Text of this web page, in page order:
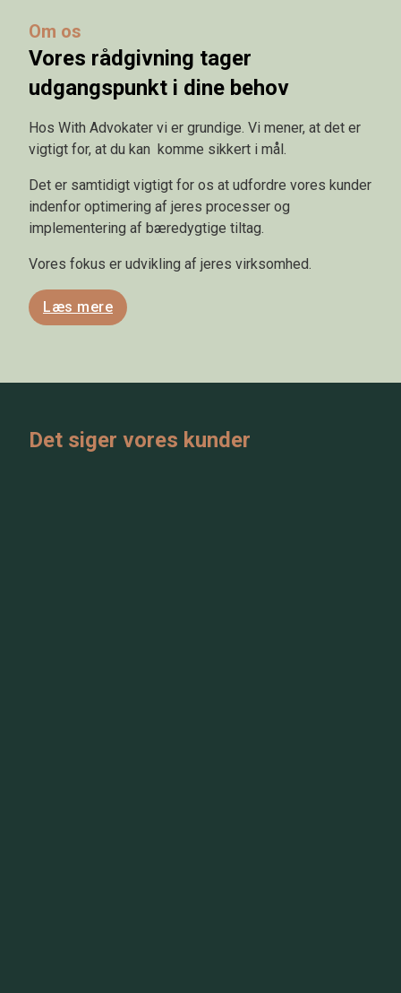
Om os
Vores rådgivning tager
udgangspunkt i dine behov
Hos With Advokater vi er grundige. Vi mener, at det er
vigtigt for, at du kan komme sikkert i mål.
Det er samtidigt vigtigt for os at udfordre vores kunder
indenfor optimering af jeres processer og
implementering af bæredygtige tiltag.
Vores fokus er udvikling af jeres virksomhed.
Læs mere
Det siger vores kunder